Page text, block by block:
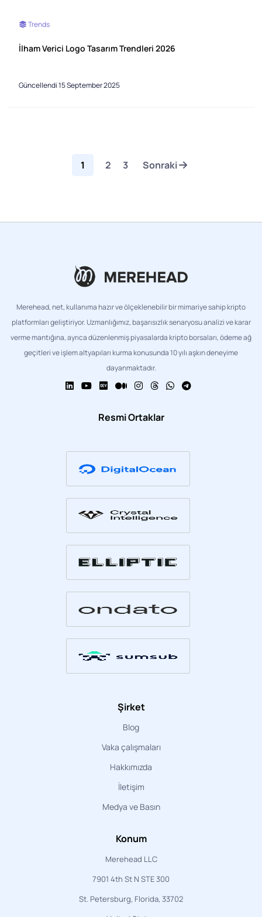
Trends
İlham Verici Logo Tasarım Trendleri 2026
Güncellendi 15 September 2025
1 2 3 Sonraki
Merehead, net, kullanıma hazır ve ölçeklenebilir bir mimariye sahip kripto
platformları geliştiriyor. Uzmanlığımız, başarısızlık senaryosu analizi ve karar
verme mantığına, ayrıca düzenlenmiş piyasalarda kripto borsaları, ödeme ağ
geçitleri ve işlem altyapıları kurma konusunda 10 yılı aşkın deneyime
dayanmaktadır.
Resmi Ortaklar
Şirket
Blog
Vaka çalışmaları
Hakkımızda
İletişim
Medya ve Basın
Konum
Merehead LLC
7901 4th St N STE 300
St. Petersburg, Florida, 33702